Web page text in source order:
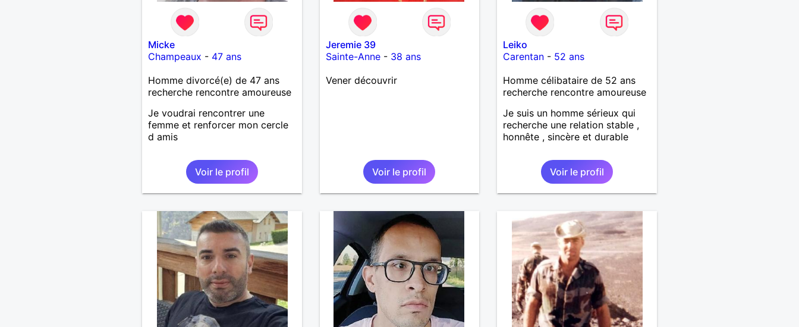
Micke
Champeaux - 47 ans
Homme divorcé(e) de 47 ans
recherche rencontre amoureuse
Je voudrai rencontrer une
femme et renforcer mon cercle
d amis
Voir le profil
Jeremie 39
Sainte-Anne- 38 ans
Vener découvrir
Voir le profil
Leiko
Carentan - 52 ans
Homme célibataire de 52 ans
recherche rencontre amoureuse
Je suis un homme sérieux qui
recherche une relation stable ,
honnête , sincère et durable
Voir le profil